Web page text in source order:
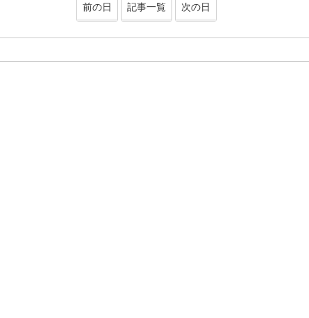
前の日 記事一覧 次の日